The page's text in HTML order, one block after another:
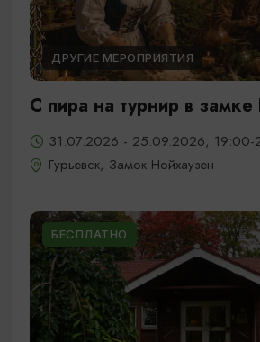
ДРУГИЕ МЕРОПРИЯТИЯ
С пира на турнир в
31.07.2026 - 25.09.2026, 19:00-
Гурьевск, Замок Нойхаузен
БЕСПЛАТНО